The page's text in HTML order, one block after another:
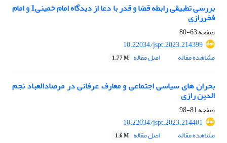
بررسی تطبیقی رابطه قضا و قدر با دعا از دیدگاه امام خمینی1 و امام
فخررازی
صفحه63-80
10.22034/jspt.2023.214399
مشاهده مقاله
اصل مقاله 1.77 M
بحران های سیاسی اجتماعی و معارف عرفانی در مرصادالعباد نجم
الدین رازی
صفحه81-98
10.22034/jspt.2023.214401
مشاهده مقاله
اصل مقاله 1.6 M